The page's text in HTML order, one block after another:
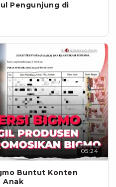
Pengunjung di
05:24
Buntut Konten
Anak